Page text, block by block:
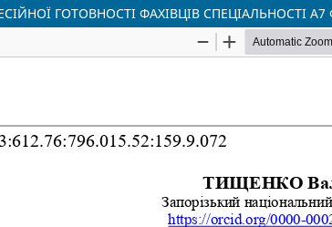
ГОТОВНОСТІ ФАХІВЦІВ СПЕЦІАЛЬНОСТІ